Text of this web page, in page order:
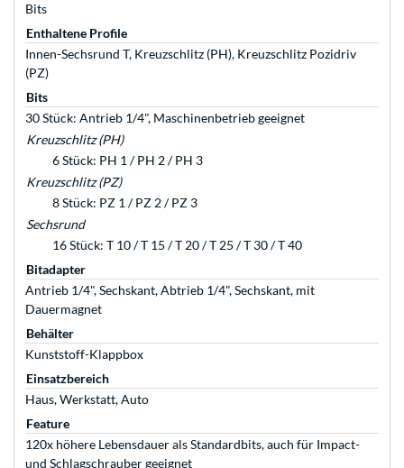
Bits
Enthaltene Profile
Innen-Sechsrund T, Kreuzschlitz (PH), Kreuzschlitz Pozidriv
(PZ)
Bits
30 Stück: Antrieb 1/4", Maschinenbetrieb geeignet
Kreuzschlitz (PH)
6 Stück: PH 1 / PH 2 / PH 3
Kreuzschlitz (PZ)
8 Stück: PZ 1 / PZ 2 / PZ 3
Sechsrund
16 Stück: T 10 / T 15 / T 20 / T 25 / T 30 / T 40
Bitadapter
Antrieb 1/4", Sechskant, Abtrieb 1/4", Sechskant, mit
Dauermagnet
Behälter
Kunststoff-Klappbox
Einsatzbereich
Haus, Werkstatt, Auto
Feature
120x höhere Lebensdauer als Standardbits, auch für Impact-
und Schlagschrauber geeignet